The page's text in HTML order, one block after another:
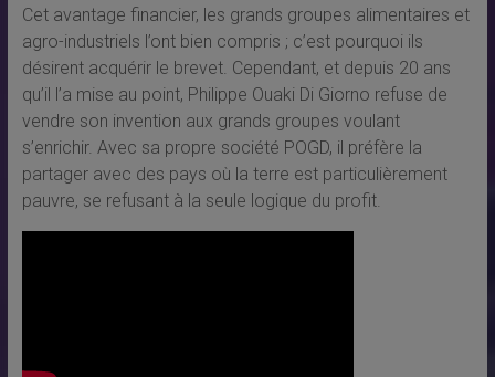
Cet avantage financier, les grands groupes alimentaires et
agro-industriels l’ont bien compris ; c’est pourquoi ils
désirent acquérir le brevet. Cependant, et depuis 20 ans
qu’il l’a mise au point, Philippe Ouaki Di Giorno refuse de
vendre son invention aux grands groupes voulant
s’enrichir. Avec sa propre société POGD, il préfère la
partager avec des pays où la terre est particulièrement
pauvre, se refusant à la seule logique du profit.